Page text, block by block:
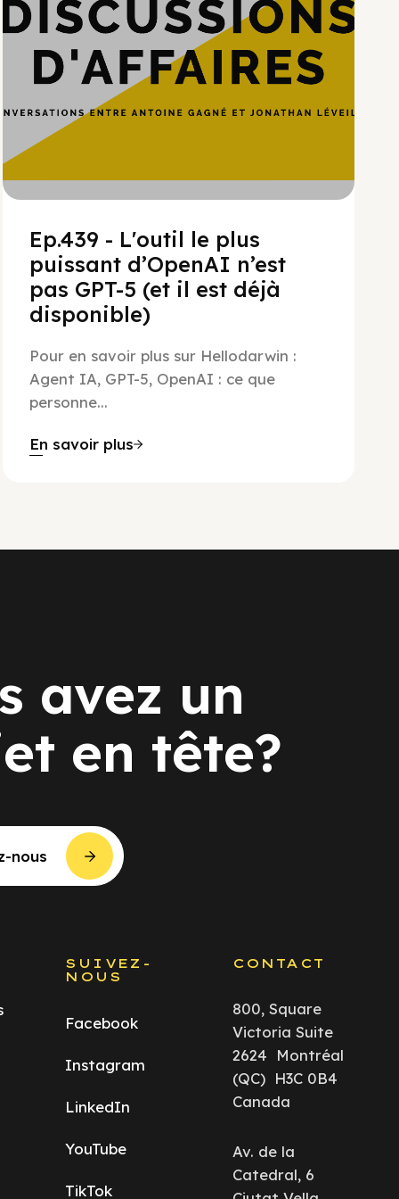
Ep.439 - L'outil le plus
puissant d’OpenAI n’est
pas GPT-5 (et il est déjà
disponible)
Pour en savoir plus sur Hellodarwin :
Agent IA, GPT-5, OpenAI : ce que
personne...
En savoir plus
avez un
en tête?
nous
SUIVEZ-
NOUS
Facebook
Instagram
LinkedIn
YouTube
TikTok
CONTACT
800, Square
Victoria Suite
2624 Montréal
(QC) H3C 0B4
Canada
Av. de la
Catedral, 6